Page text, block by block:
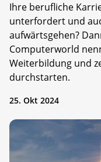
Ihre berufliche
unterfordert und
aufwärtsgehen?
Computerworld
Weiterbildung und
durchstarten.
25. Okt 2024